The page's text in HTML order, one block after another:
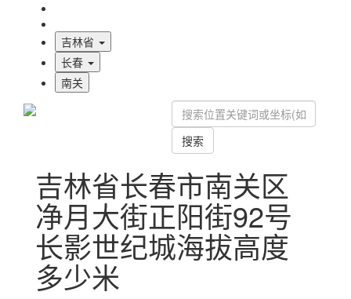
吉林省
长春
南关
搜索
吉林省长春市南关区
净月大街正阳街92号
长影世纪城海拔高度
多少米